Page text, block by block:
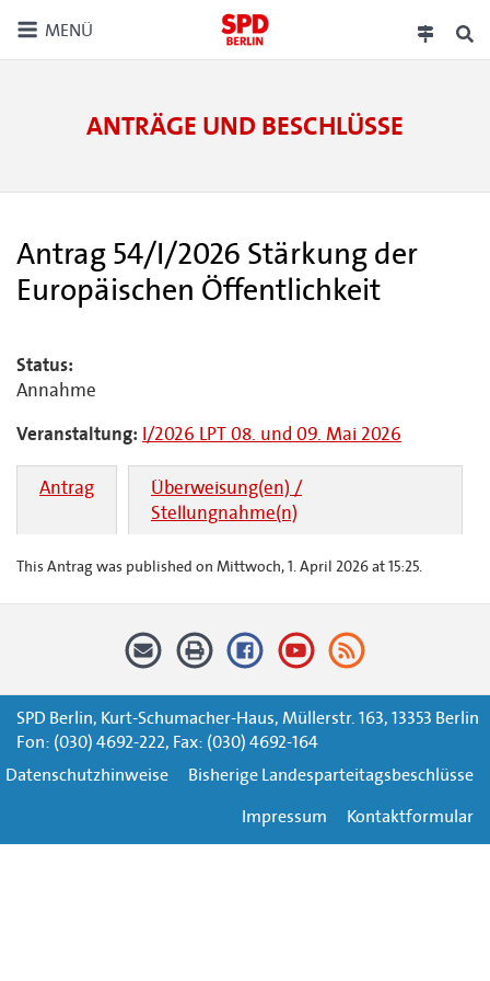
MENÜ
ANTRÄGE UND BESCHLÜSSE
Antrag 54/I/2026 Stärkung der
Europäischen Öffentlichkeit
Status:
Annahme
Veranstaltung: I/2026 LPT 08. und 09. Mai 2026
Antrag
Überweisung(en) /
Stellungnahme(n)
This Antrag was published on Mittwoch, 1. April 2026 at 15:25.
SPD Berlin, Kurt-Schumacher-Haus, Müllerstr. 163, 13353 Berlin
Fon: (030) 4692-222, Fax: (030) 4692-164
Datenschutzhinweise
Bisherige Landesparteitagsbeschlüsse
Impressum
Kontaktformular